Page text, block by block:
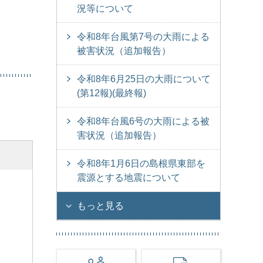
況等について
令和8年台風第7号の大雨による
被害状況（追加報告）
令和8年6月25日の大雨について
(第12報)(最終報)
令和8年台風6号の大雨による被
害状況（追加報告）
令和8年1月6日の島根県東部を
震源とする地震について
もっと見る